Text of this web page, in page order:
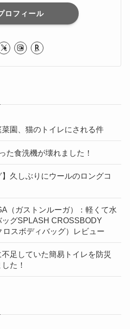
ロフィール
菜園、猫のトイレにされる件
た食洗機が壊れました！
】久しぶりにウールのロングコ
（ガストンルーガ）：軽くて水
グSPLASH CROSSBODY
スボディバッグ）レビュー
不足していた簡易トイレを防災
た！